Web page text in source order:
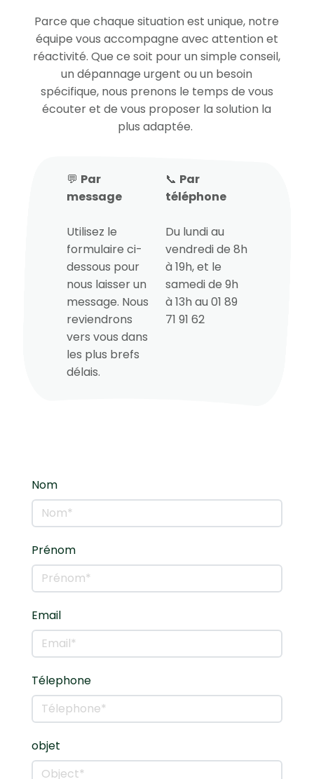
Parce que chaque situation est unique, notre
équipe vous accompagne avec attention et
réactivité. Que ce soit pour un simple conseil,
un dépannage urgent ou un besoin
spécifique, nous prenons le temps de vous
écouter et de vous proposer la solution la
plus adaptée.
💬 Par
message
Utilisez le
formulaire ci-
dessous pour
nous laisser un
message. Nous
reviendrons
vers vous dans
les plus brefs
délais.
📞 Par
téléphone
Du lundi au
vendredi de 8h
à 19h, et le
samedi de 9h
à 13h au 01 89
71 91 62
Nom
Prénom
Email
Télephone
objet